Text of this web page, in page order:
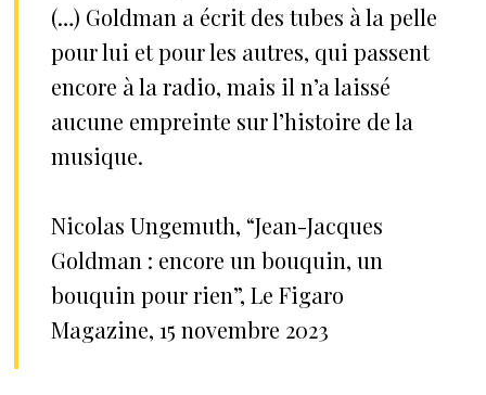
(…) Goldman a écrit des tubes à la pelle
pour lui et pour les autres, qui passent
encore à la radio, mais il n’a laissé
aucune empreinte sur l’histoire de la
musique.
Nicolas Ungemuth, “Jean-Jacques
Goldman : encore un bouquin, un
bouquin pour rien”, Le Figaro
Magazine, 15 novembre 2023